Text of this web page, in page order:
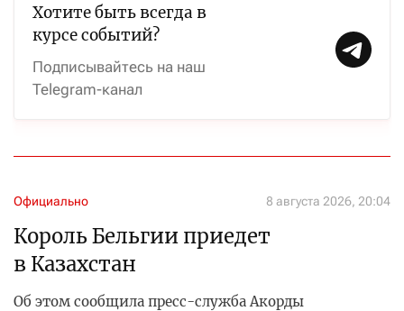
Хотите быть всегда в
курсе событий?
Подписывайтесь на наш
Telegram-канал
Официально 8 августа 2026, 20:04
Король Бельгии приедет
в Казахстан
Об этом сообщила пресс-служба Акорды